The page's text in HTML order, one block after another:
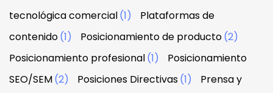
tecnológica comercial(1)
Plataformas de
contenido(1) Posicionamiento de producto(2)
Posicionamiento profesional(1)
Posicionamiento
SEO/SEM(2) Posiciones Directivas(1)
Prensa y